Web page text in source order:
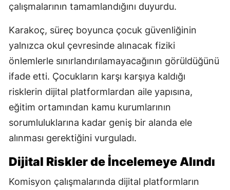
çalışmalarının tamamlandığını duyurdu.
Karakoç, süreç boyunca çocuk güvenliğinin
yalnızca okul çevresinde alınacak fiziki
önlemlerle sınırlandırılamayacağının görüldüğünü
ifade etti. Çocukların karşı karşıya kaldığı
risklerin dijital platformlardan aile yapısına,
eğitim ortamından kamu kurumlarının
sorumluluklarına kadar geniş bir alanda ele
alınması gerektiğini vurguladı.
Dijital Riskler de İncelemeye Alındı
Komisyon çalışmalarında dijital platformların